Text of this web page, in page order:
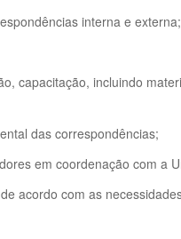
interna e externa;
capacitação, incluindo
das correspondências;
em coordenação com a
acordo com as